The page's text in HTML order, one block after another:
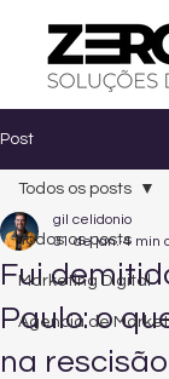
Post
Todos os posts
Marketing Digital
Agencia de
Todos os posts
Fui
Paulo: o
na rescisão
gil celidonio
31 de jan. 4 min